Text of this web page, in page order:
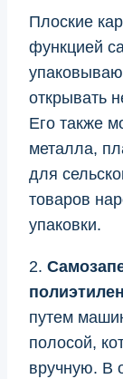
Плоские
функцией
открывать
Его также
металла,
для
товаров
упаковки.
2.
путем
полосой,
вручную. В